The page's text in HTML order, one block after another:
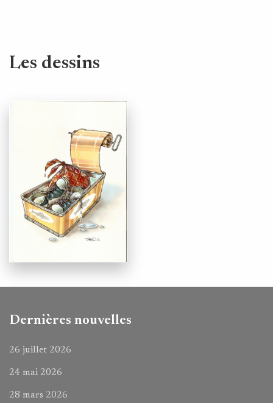
Les dessins
Dernières nouvelles
26 juillet 2026
24 mai 2026
28 mars 2026